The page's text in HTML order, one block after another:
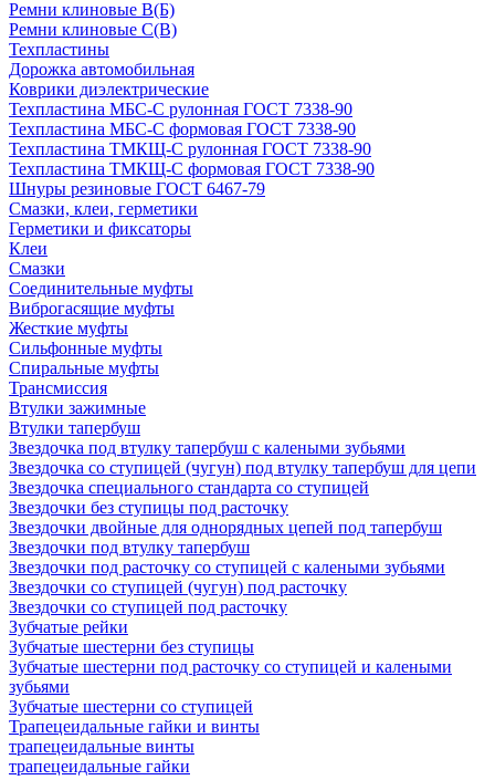
Ремни клиновые В(Б)
Ремни клиновые С(В)
Техпластины
Дорожка автомобильная
Коврики диэлектрические
Техпластина МБС-С рулонная ГОСТ 7338-90
Техпластина МБС-С формовая ГОСТ 7338-90
Техпластина ТМКЩ-С рулонная ГОСТ 7338-90
Техпластина ТМКЩ-С формовая ГОСТ 7338-90
Шнуры резиновые ГОСТ 6467-79
Смазки, клеи, герметики
Герметики и фиксаторы
Клеи
Смазки
Соединительные муфты
Виброгасящие муфты
Жесткие муфты
Сильфонные муфты
Спиральные муфты
Трансмиссия
Втулки зажимные
Втулки тапербуш
Звездочка под втулку тапербуш c калеными зубьями
Звездочка со ступицей (чугун) под втулку тапербуш для цепи
Звездочка специального стандарта со ступицей
Звездочки без ступицы под расточку
Звездочки двойные для однорядных цепей под тапербуш
Звездочки под втулку тапербуш
Звездочки под расточку со ступицей с калеными зубьями
Звездочки со ступицей (чугун) под расточку
Звездочки со ступицей под расточку
Зубчатые рейки
Зубчатые шестерни без ступицы
Зубчатые шестерни под расточку со ступицей и калеными
зубьями
Зубчатые шестерни со ступицей
Трапецеидальные гайки и винты
трапецеидальные винты
трапецеидальные гайки